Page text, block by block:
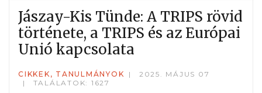
Jászay-Kis Tünde: A TRIPS rövid
története, a TRIPS és az Európai
Unió kapcsolata
CIKKEK, TANULMÁNYOK
2025. MÁJUS 07
TALÁLATOK: 1627